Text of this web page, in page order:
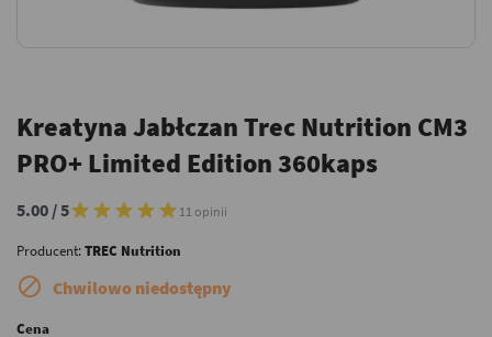
Kreatyna Jabłczan Trec Nutrition CM3
PRO+ Limited Edition 360kaps
5.00 / 5 11 opinii
Producent:TREC Nutrition
 Chwilowo niedostępny
Cena